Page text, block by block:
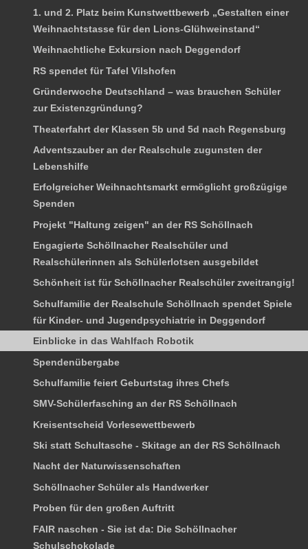
1. und 2. Platz beim Kunstwettbewerb „Gestalten einer
Weihnachtstasse für den Lions-Glühweinstand“
Weihnachtliche Exkursion nach Deggendorf
RS spendet für Tafel Vilshofen
Gründerwoche Deutschland – was brauchen Schüler
zur Existenzgründung?
Theaterfahrt der Klassen 5b und 5d nach Regensburg
Adventszauber an der Realschule zugunsten der
Lebenshilfe
Erfolgreicher Weihnachtsmarkt ermöglicht großzügige
Spenden
Projekt "Haltung zeigen" an der RS Schöllnach
Engagierte Schöllnacher Realschüler und
Realschülerinnen als Schülerlotsen ausgebildet
Schönheit ist für Schöllnacher Realschüler zweitrangig!
Schulfamilie der Realschule Schöllnach spendet Spiele
für Kinder- und Jugendpsychiatrie in Deggendorf
Einblicke in das Wahlfach Robotik
Spendenübergabe
Schulfamilie feiert Geburtstag ihres Chefs
SMV-Schülerfasching an der RS Schöllnach
Kreisentscheid Vorlesewettbewerb
Ski statt Schultasche - Skitage an der RS Schöllnach
Nacht der Naturwissenschaften
Schöllnacher Schüler als Handwerker
Proben für den großen Auftritt
FAIR naschen - Sie ist da: Die Schöllnacher
Schulschokolade